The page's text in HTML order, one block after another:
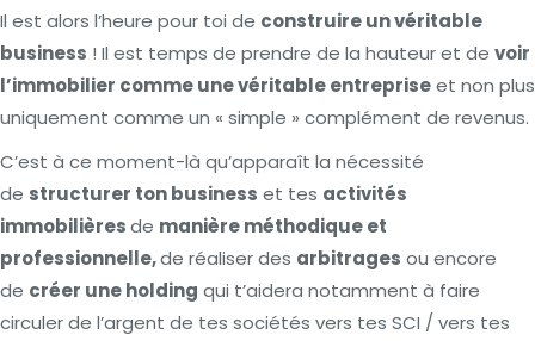
Il est alors l’heure pour toi de construire un véritable
business ! Il est temps de prendre de la hauteur et de voir
l’immobilier comme une véritable entrepriseet non plus
uniquement comme un « simple » complément de revenus.
C’est à ce moment-là qu’apparaît la nécessité
de structurer ton business et tes activités
immobilièresde manière méthodique et
professionnelle,de réaliser des arbitrages ou encore
de créer une holding qui t’aidera notamment à faire
circuler de l’argent de tes sociétés vers tes SCI / vers tes